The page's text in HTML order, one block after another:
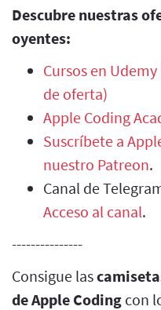
Descubre nuestras
oyentes:
Cursos en
de oferta)
Apple Coding
Suscríbete a
nuestro Patreon.
Canal de
Acceso al canal.
---------------
Consigue las
de Apple Coding con